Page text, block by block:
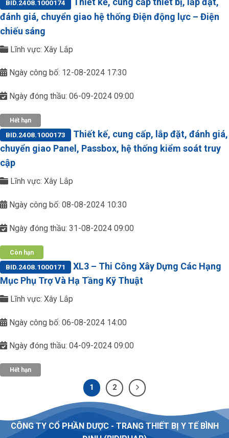
BID.2408.1000174
đánh giá, chuyển giao hệ thống Điện động lực – Điện
chiếu sáng
Lĩnh vực: Xây Lắp
Ngày công bố: 12-08-2024 17:30
Ngày đóng thầu: 06-09-2024 09:00
Hết hạn
BID.2408.1000173
Thiết kế, cung cấp, lắp đặt, đánh giá,
chuyển giao Panel, Passbox, hệ thống kiểm soát truy
cập
Lĩnh vực: Xây Lắp
Ngày công bố: 08-08-2024 10:30
Ngày đóng thầu: 31-08-2024 09:00
Còn hạn
BID.2408.1000171
XL3 – Thi Công Xây Dựng Các Hạng
Mục Phụ Trợ Và Hạ Tầng Kỹ Thuật
Lĩnh vực: Xây Lắp
Ngày công bố: 06-08-2024 14:00
Ngày đóng thầu: 04-09-2024 09:00
Hết hạn
1 2
CÔNG TY CỔ PHẦN DƯỢC - TRANG THIẾT BỊ Y TẾ BÌNH